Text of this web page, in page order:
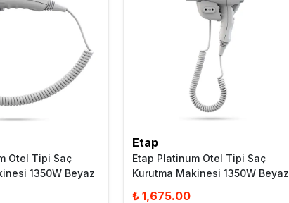
Otel Tipi Saç
1350W Beyaz
Etap
Etap Platinum Otel Tipi Saç
Kurutma Makinesi 1350W Beyaz
₺ 1,675.00